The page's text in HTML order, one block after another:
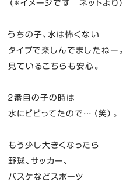
（＊イメージです ネットより）
うちの子、水は怖くない
タイプで楽しんでましたねー。
見ているこちらも安心。
２番目の子の時は
水にビビってたので…（笑）。
もう少し大きくなったら
野球、サッカー、
バスケなどスポーツ